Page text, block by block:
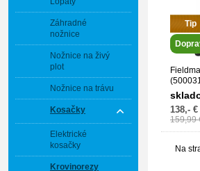
Záhradné
nožnice
Nožnice na živý
plot
Nožnice na trávu
Kosačky
Elektrické
kosačky
Krovinorezy
Tip
138,- €
159,99
Na